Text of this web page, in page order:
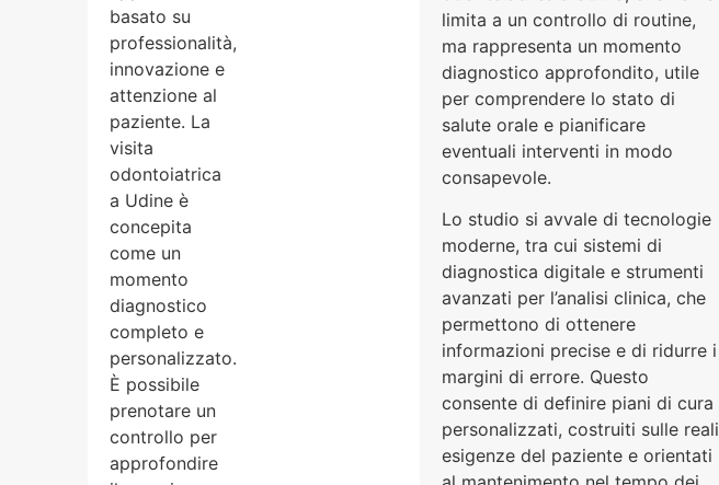
basato su
professionalità,
innovazione e
attenzione al
paziente. La
visita
odontoiatrica
a Udine è
concepita
come un
momento
diagnostico
completo e
personalizzato.
È possibile
prenotare un
controllo per
approfondire
limita a un controllo di routine,
ma rappresenta un momento
diagnostico approfondito, utile
per comprendere lo stato di
salute orale e pianificare
eventuali interventi in modo
consapevole.
Lo studio si avvale di tecnologie
moderne, tra cui sistemi di
diagnostica digitale e strumenti
avanzati per l’analisi clinica, che
permettono di ottenere
informazioni precise e di ridurre i
margini di errore. Questo
consente di definire piani di cura
personalizzati, costruiti sulle reali
esigenze del paziente e orientati